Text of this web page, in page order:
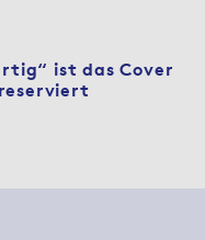
ist das Cover